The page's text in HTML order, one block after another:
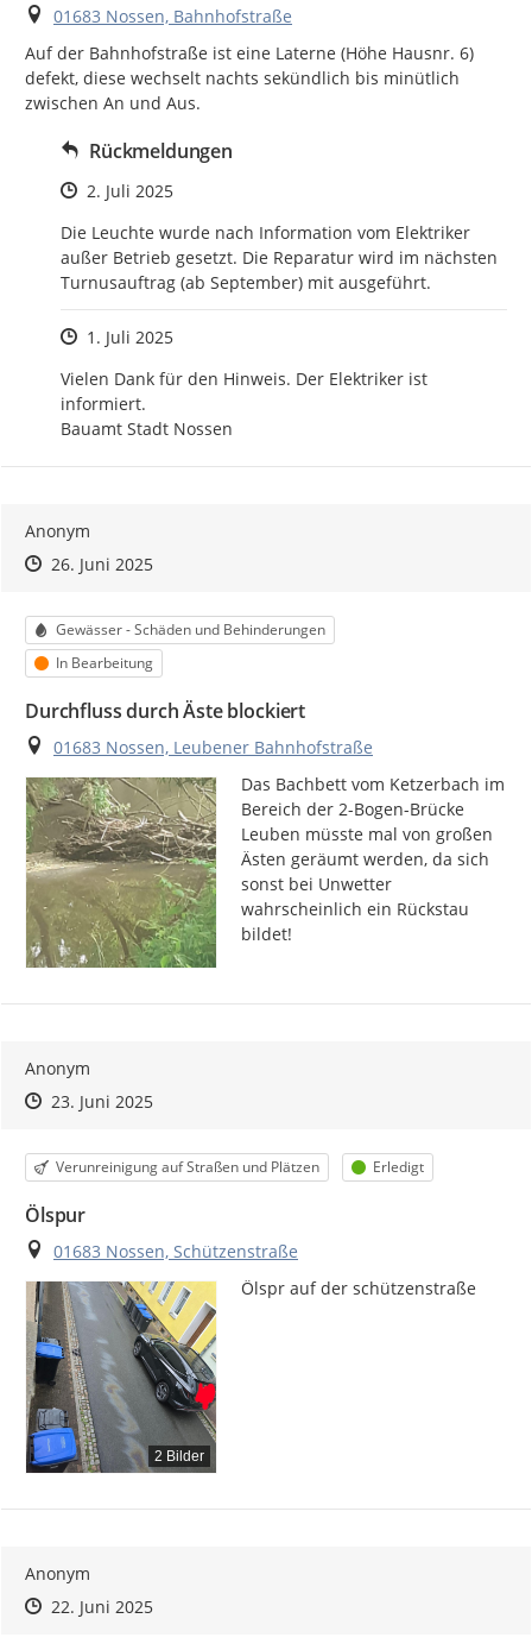
Ort
01683 Nossen, Bahnhofstraße
Auf der Bahnhofstraße ist eine Laterne (Höhe Hausnr. 6)
defekt, diese wechselt nachts sekündlich bis minütlich
zwischen An und Aus.
Rückmeldungen
Zeitpunkt des Erstellens
2. Juli 2025
Die Leuchte wurde nach Information vom Elektriker
außer Betrieb gesetzt. Die Reparatur wird im nächsten
Turnusauftrag (ab September) mit ausgeführt.
Zeitpunkt des Erstellens
1. Juli 2025
Vielen Dank für den Hinweis. Der Elektriker ist
informiert.
Bauamt Stadt Nossen
Anonym
Zeitpunkt des Erstellens
Zeitpunkt des Erstellens
26. Juni 2025Zur Äußerung
Kategorie
Gewässer - Schäden und Behinderungen
Status
In Bearbeitung
Durchfluss durch Äste blockiert
Ort
01683 Nossen, Leubener Bahnhofstraße
Das Bachbett vom Ketzerbach im
Bereich der 2-Bogen-Brücke
Leuben müsste mal von großen
Ästen geräumt werden, da sich
sonst bei Unwetter
wahrscheinlich ein Rückstau
bildet!
Anonym
Zeitpunkt des Erstellens
Zeitpunkt des Erstellens
23. Juni 2025Zur Äußerung
Kategorie
Verunreinigung auf Straßen und Plätzen Status
Erledigt
Ölspur
Ort
01683 Nossen, Schützenstraße
2 Bilder
Ölspr auf der schützenstraße
Anonym
Zeitpunkt des Erstellens
Zeitpunkt des Erstellens
22. Juni 2025Zur Äußerung